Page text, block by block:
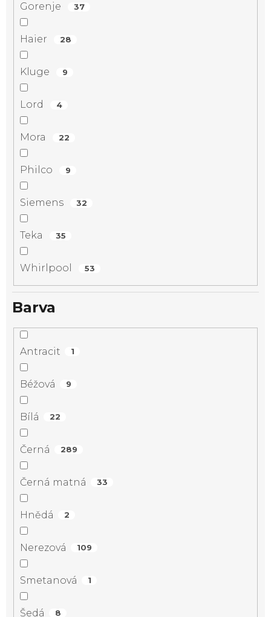
Gorenje 37
Haier 28
Kluge 9
Lord 4
Mora 22
Philco 9
Siemens 32
Teka 35
Whirlpool 53
Barva
Antracit 1
Béžová 9
Bílá 22
Černá 289
Černá matná 33
Hnědá 2
Nerezová 109
Smetanová 1
Šedá 8